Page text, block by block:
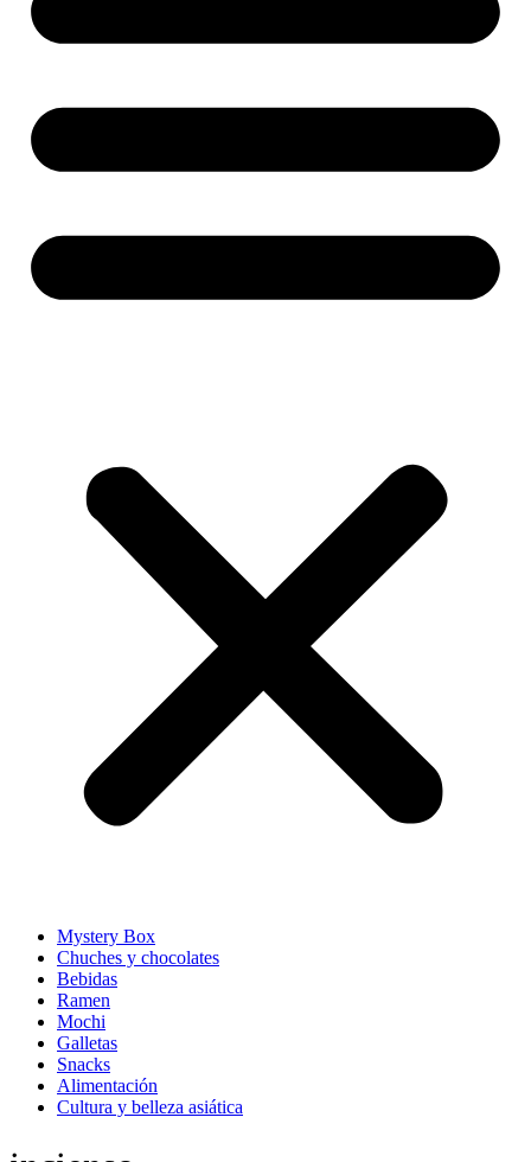
Mystery Box
Chuches y chocolates
Bebidas
Ramen
Mochi
Galletas
Snacks
Alimentación
Cultura y belleza asiática